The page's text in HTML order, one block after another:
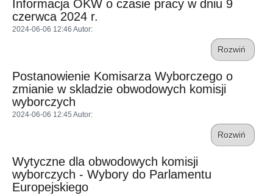
Informacja OKW o czasie pracy w dniu 9
czerwca 2024 r.
2024-06-06 12:46 Autor:
Rozwiń
Postanowienie Komisarza Wyborczego o
zmianie w skladzie obwodowych komisji
wyborczych
2024-06-06 12:45 Autor:
Rozwiń
Wytyczne dla obwodowych komisji
wyborczych - Wybory do Parlamentu
Europejskiego